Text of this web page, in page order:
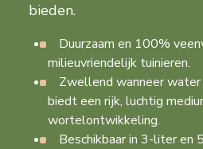
bieden.
Duurzaam en 100%
milieuvriendelijk tuinieren.
Zwellend wanneer
biedt een rijk, luchtig
wortelontwikkeling.
Beschikbaar in 3-liter en